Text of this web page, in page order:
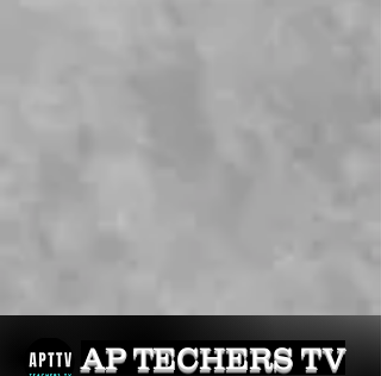
AP TECHERS TV